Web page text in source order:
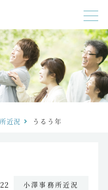
近況 うるう年
小澤事務所近況